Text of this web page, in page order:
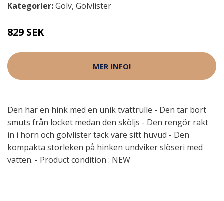
Kategorier:Golv, Golvlister
829 SEK
MER INFO!
Den har en hink med en unik tvättrulle - Den tar bort
smuts från locket medan den sköljs - Den rengör rakt
in i hörn och golvlister tack vare sitt huvud - Den
kompakta storleken på hinken undviker slöseri med
vatten. - Product condition : NEW